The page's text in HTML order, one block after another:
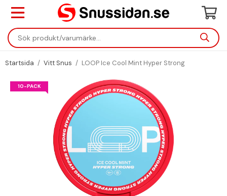
Startsida / Vitt Snus / LOOP Ice Cool Mint Hyper Strong
10-PACK